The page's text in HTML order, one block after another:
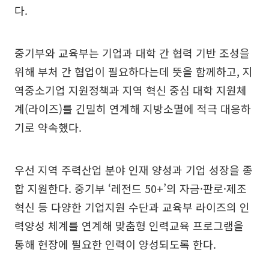
다.
중기부와 교육부는 기업과 대학 간 협력 기반 조성을
위해 부처 간 협업이 필요하다는데 뜻을 함께하고, 지
역중소기업 지원정책과 지역 혁신 중심 대학 지원체
계(라이즈)를 긴밀히 연계해 지방소멸에 적극 대응하
기로 약속했다.
우선 지역 주력산업 분야 인재 양성과 기업 성장을 종
합 지원한다. 중기부 ‘레전드 50+’의 자금·판로·제조
혁신 등 다양한 기업지원 수단과 교육부 라이즈의 인
력양성 체계를 연계해 맞춤형 인력교육 프로그램을
통해 현장에 필요한 인력이 양성되도록 한다.